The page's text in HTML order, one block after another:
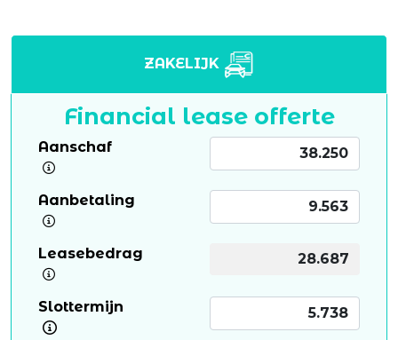
ZAKELIJK
Financial lease offerte
Aanschaf
Aanbetaling
Leasebedrag
Slottermijn